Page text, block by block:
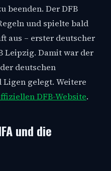
beenden. Der DFB
und spielte bald
aus – erster deutscher
Leipzig. Damit war der
deutschen
Ligen gelegt. Weitere
DFB-Website.
und die